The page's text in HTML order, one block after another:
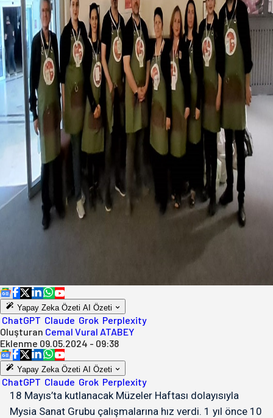
Yapay Zeka Özeti AI Özeti
ChatGPT Claude Grok Perplexity
Oluşturan Cemal Vural ATABEY
Eklenme 09.05.2024 - 09:38
Yapay Zeka Özeti AI Özeti
ChatGPT Claude Grok Perplexity
18 Mayıs’ta kutlanacak Müzeler Haftası dolayısıyla
Mysia Sanat Grubu çalışmalarına hız verdi. 1 yıl önce 10